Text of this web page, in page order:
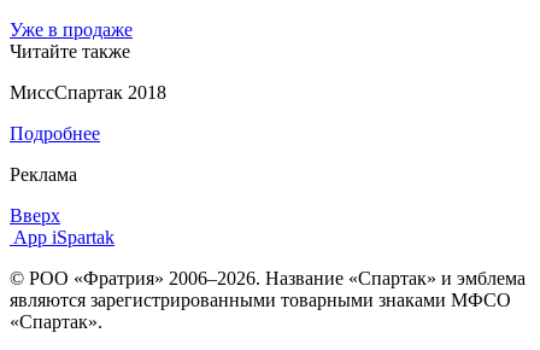
Уже в продаже
Читайте также
МиссСпартак 2018
Подробнее
Реклама
Вверх
App iSpartak
© РОО «Фратрия» 2006–2026. Название «Спартак» и эмблема
являются зарегистрированными товарными знаками МФСО
«Спартак».